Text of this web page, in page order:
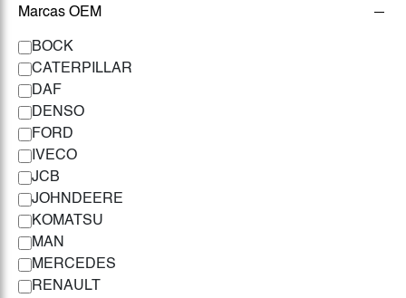
Marcas OEM
BOCK
CATERPILLAR
DAF
DENSO
FORD
IVECO
JCB
JOHNDEERE
KOMATSU
MAN
MERCEDES
RENAULT